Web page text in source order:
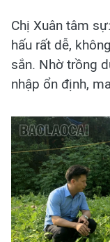
Chị Xuân tâm
hấu rất dễ,
sắn. Nhờ trồng
nhập ổn định,